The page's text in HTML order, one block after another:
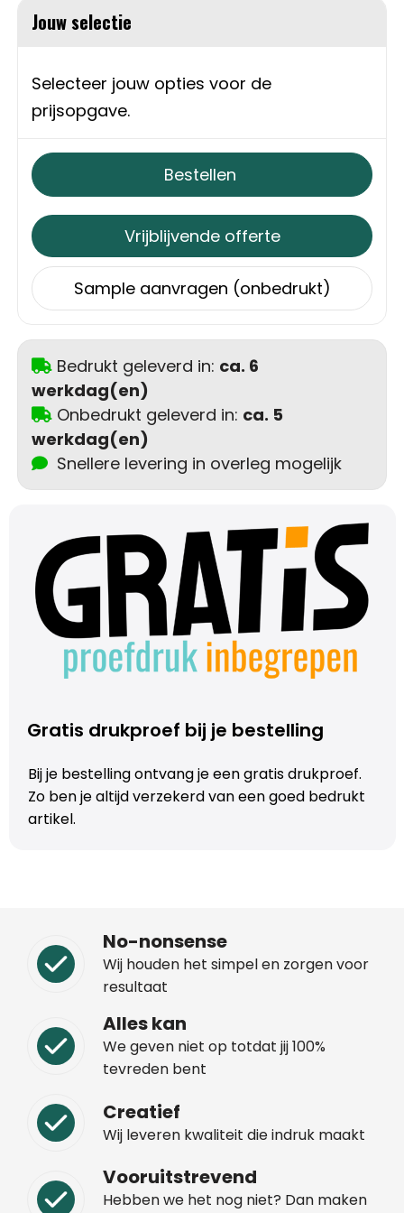
Sweaters
T-Shirts
Vesten
Schoenen
Gilets
Matrozentassen
Opbergtassen
Opvouwbare tassen
Papieren tassen
Picknicktassen en manden
Reistassen
Reistassensets
Rugzakken
Schoudertassen
Sporttassen
Toilettassen
Waterbestendige tassen
Autotassen
Collegetassen
Tablettassen
Schoenentassen
Promotietassen
Goodiebags
Jouw selectie
Selecteer jouw opties voor de
prijsopgave.
Bestellen
Vrijblijvende offerte
Sample aanvragen (onbedrukt)
Bedrukt geleverd in: ca. 6
werkdag(en)
Onbedrukt geleverd in: ca. 5
werkdag(en)
Snellere levering in overleg mogelijk
Gratis drukproef bij je bestelling
Bij je bestelling ontvang je een gratis drukproef.
Zo ben je altijd verzekerd van een goed bedrukt
artikel.
No-nonsense
Wij houden het simpel en zorgen voor
resultaat
Alles kan
We geven niet op totdat jij 100%
tevreden bent
Creatief
Wij leveren kwaliteit die indruk maakt
Vooruitstrevend
Hebben we het nog niet? Dan maken